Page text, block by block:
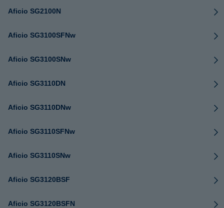
Aficio SG2100N
Aficio SG3100SFNw
Aficio SG3100SNw
Aficio SG3110DN
Aficio SG3110DNw
Aficio SG3110SFNw
Aficio SG3110SNw
Aficio SG3120BSF
Aficio SG3120BSFN